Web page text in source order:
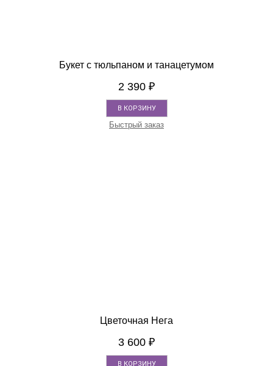
Букет с тюльпаном и танацетумом
2 390 ₽
В КОРЗИНУ
Быстрый заказ
Цветочная Нега
3 600 ₽
В КОРЗИНУ